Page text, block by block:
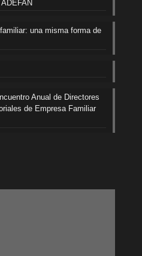
una misma forma de
Anual de Directores
de Empresa Familiar